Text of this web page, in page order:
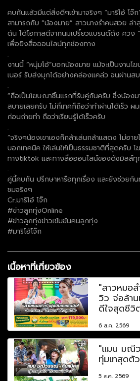
คบกันแล้วมีแต่สิ่งดีๆเข้ามาจริงๆ “มาริโอ้ โจ๊
สามารถกับ “น้องมาย” สาวนางรำคนสวย ล่
ดัน ได้โอกาสดีจากนมเปรี้ยวแบรนด์ดัง ควง
เพื่อยิงสื่อออนไลน์ทุกช่องทาง
.
งานนี้ “หนุ่มโอ้”บอกน้องมาย แม้จะเป็นงาน
เนอร์ รับส่งมุกได้อย่างคล่องแคล่ว จนผ่านส
.
“ถือเป็นโฆษณาชิ้นแรกที่รับคู่กันครับ ซึ่งน้องม
สบายเลยครับ ไม่กี่เทคก็ถือว่าทำผ่านได้เร็ว
ก่อนถ่ายทำ ถือว่าเรียนรู้ได้เร็วครับ
.
“จริงๆน้องเขาเองก็กล้าเล่นกล้าแสดง ไม่อา
บอกเทคนิค ให้เล่นให้เป็นธรรมชาติที่สุดครับ
ทางtiktok และทางสื่อออนไลน์ของดัชมิลล์ทุ
.
คู่นี้คบกัน ปรึกษาหารือทุกเรื่อง และยังช่วยกั
ชมจริงๆ
Cr.มาริโอ้ โจ๊ก
#ข่าวลูกทุ่งOnline
#ข่าวลูกทุ่งข่าวเข้มข้นคนลูกทุ่ง
#มาริโอ้โจ๊ก
เนื้อหาที่เกี่ยวข้อง
"สาวหมอ
วิว จ่อล้า
ดีใจสุดชีวิ
6 ส.ค. 2569
"แมน มณี
ทุ่มเทสุดตั
5 ส.ค. 2569